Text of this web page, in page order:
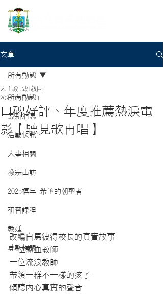
文章
所有動態
最新消息
活動快訊
人事相關
教宗出訪
2025禧年-希望的朝聖者
研習課程
教廷
募款相關
所有動態
口碑好評、年度推薦熱淚電
影【聽見歌再唱】
天主教高雄教區
2021年4月14日
改編自馬彼得校長的真實故事
一位熱血教師
一位流浪教師
帶領一群不一樣的孩子
傾聽內心真實的聲音